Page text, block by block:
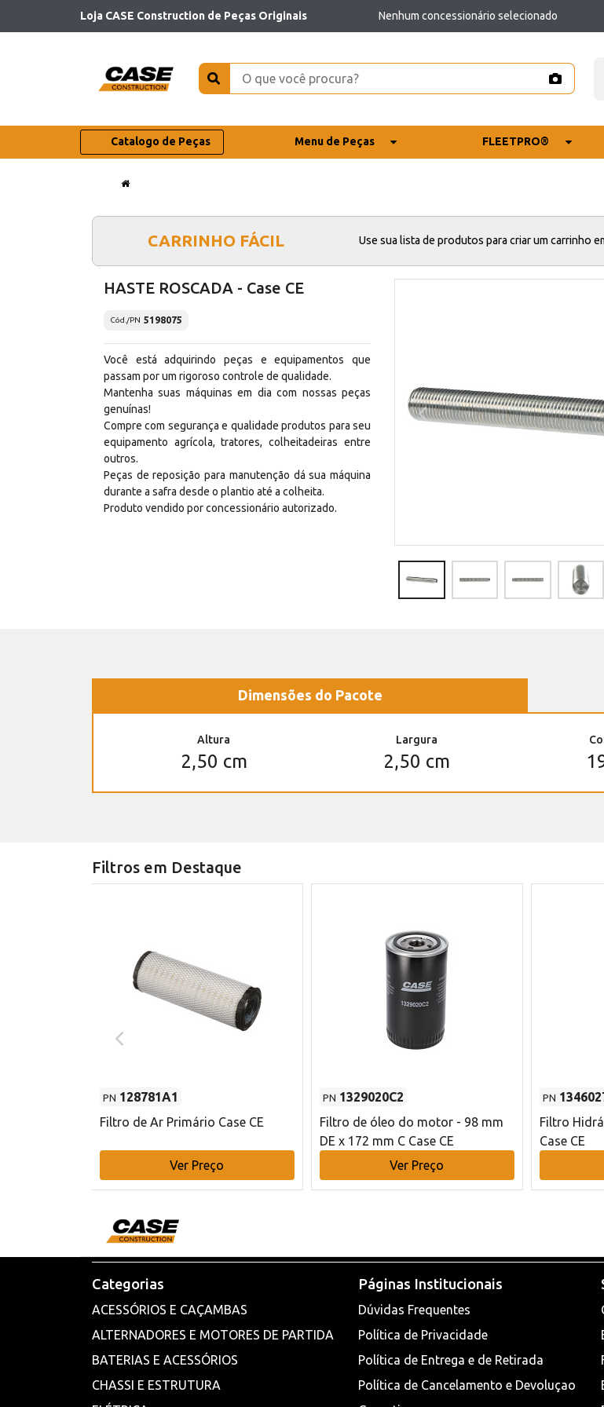
Loja CASE Construction de Peças Originais Nenhum concessionário selecionado
Catalogo de Peças Menu de Peças FLEETPRO®
CARRINHO FÁCIL Use sua lista de produtos para criar um carrinho
HASTE ROSCADA - Case CE
Cód./PN 5198075
Você está adquirindo peças e equipamentos que
passam por um rigoroso controle de qualidade.
Mantenha suas máquinas em dia com nossas peças
genuínas!
Compre com segurança e qualidade produtos para seu
equipamento agrícola, tratores, colheitadeiras entre
outros.
Peças de reposição para manutenção dá sua máquina
durante a safra desde o plantio até a colheita.
Produto vendido por concessionário autorizado.
Dimensões do Pacote
Altura
2,50 cm
Largura
2,50 cm
Filtros em Destaque
PN 128781A1
Filtro de Ar Primário Case CE
Ver Preço
PN 1329020C2
Filtro de óleo do motor - 98 mm
DE x 172 mm C Case CE
Ver Preço
PN
Filtro
Case CE
Categorias
ACESSÓRIOS E CAÇAMBAS
ALTERNADORES E MOTORES DE PARTIDA
BATERIAS E ACESSÓRIOS
CHASSI E ESTRUTURA
Páginas Institucionais
Dúvidas Frequentes
Política de Privacidade
Política de Entrega e de Retirada
Política de Cancelamento e Devoluçao